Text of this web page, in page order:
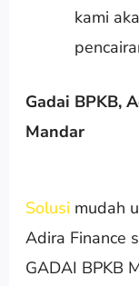
kami
Gadai BPKB,
Mandar
Solusi mudah
Adira Finance
GADAI BPKB